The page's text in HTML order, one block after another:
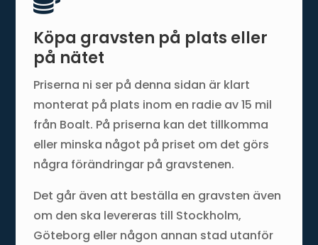
Köpa gravsten på plats eller
på nätet
Priserna ni ser på denna sidan är klart
monterat på plats inom en radie av 15 mil
från Boalt. På priserna kan det tillkomma
eller minska något på priset om det görs
några förändringar på gravstenen.
Det går även att beställa en gravsten även
om den ska levereras till Stockholm,
Göteborg eller någon annan stad utanför